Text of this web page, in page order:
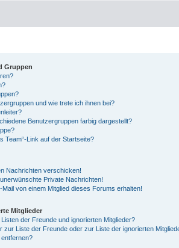
Gruppen
und wie trete ich ihnen bei?
Benutzergruppen farbig dargestellt?
Team“-Link auf der Startseite?
Nachrichten verschicken!
Private Nachrichten!
von einem Mitglied dieses Forums erhalten!
Mitglieder
der Freunde und ignorierten Mitglieder?
zur Liste der Freunde oder zur Liste der ignorierten